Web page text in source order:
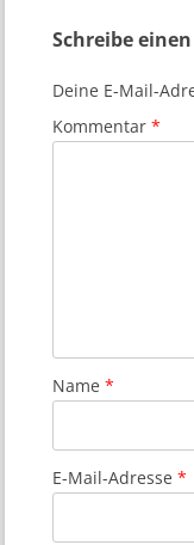
Schreibe
Deine E-Mail-
Kommentar *
Name *
E-Mail-Adresse *